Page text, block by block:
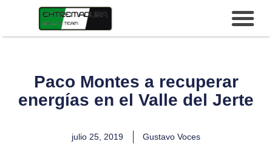
Paco Montes a recuperar
energías en el Valle del Jerte
julio 25, 2019 Gustavo Voces